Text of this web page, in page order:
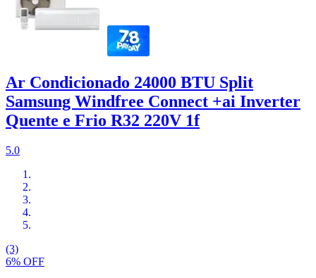
Ar Condicionado 24000 BTU Split
Samsung Windfree Connect +ai Inverter
Quente e Frio R32 220V 1f
5.0
(3)
6% OFF